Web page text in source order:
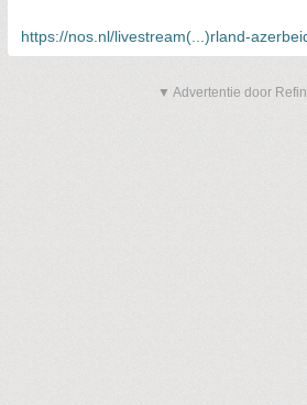
https://nos.nl/livestream(...)rland-
▼ Advertentie door